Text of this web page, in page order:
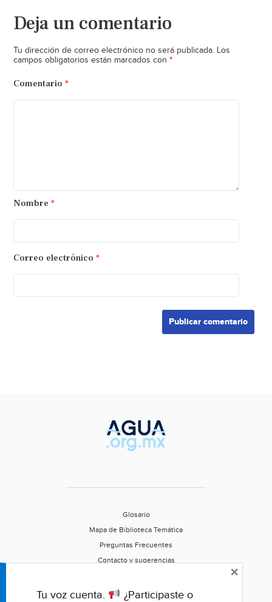
Deja un comentario
Tu dirección de correo electrónico no será publicada. Los
campos obligatorios están marcados con *
Comentario *
Nombre *
Correo electrónico *
Glosario
Mapa de Biblioteca Temática
Preguntas Frecuentes
Contacto y sugerencias
Califica este portal
Tu voz cuenta. ¿Participaste o
×